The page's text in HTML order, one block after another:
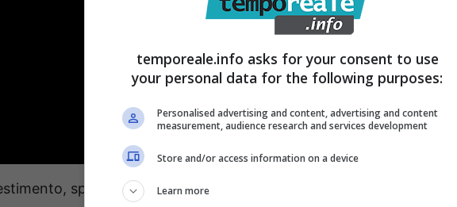
spesso si va in cantina o in garage per recuperare quanto
temporeale.info asks for your consent to use
your personal data for the following purposes:
Personalised advertising and content, advertising and content
measurement, audience research and services development
Store and/or access information on a device
Learn more